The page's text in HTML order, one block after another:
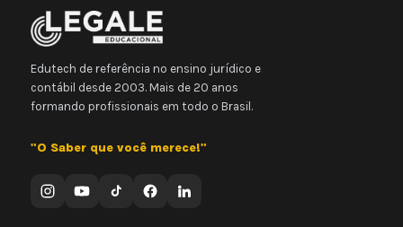
Edutech de referência no ensino jurídico e
contábil desde 2003. Mais de 20 anos
formando profissionais em todo o Brasil.
"O Saber que você merece!"